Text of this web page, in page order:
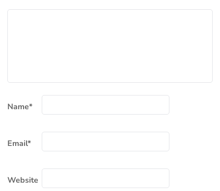
Name*
Email*
Website